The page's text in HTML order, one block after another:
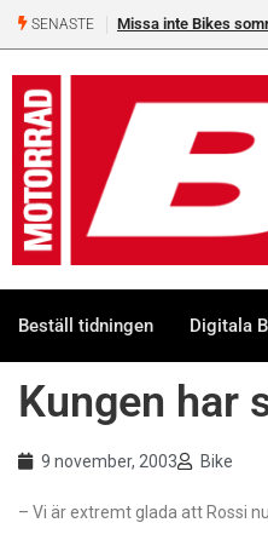
SENASTE Missa inte Bikes
Beställ tidningen Digitala
Kungen har
9 november, 2003 Bike
– Vi är extremt glada att Rossi